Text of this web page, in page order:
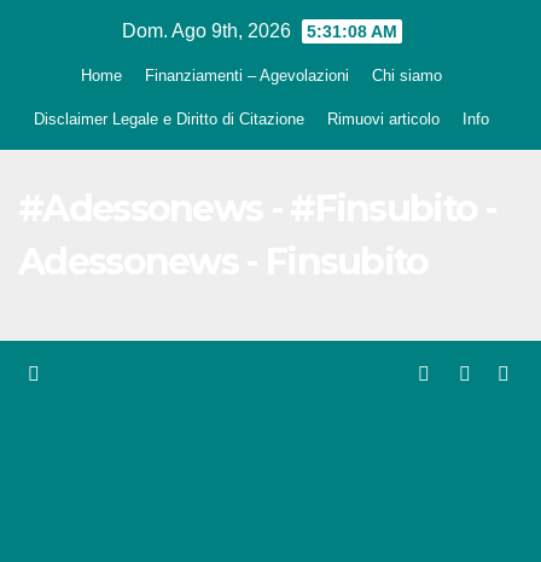
Dom. Ago 9th, 2026 5:31:09 AM
Home Finanziamenti – Agevolazioni Chi siamo
Disclaimer Legale e Diritto di Citazione Rimuovi articolo Info